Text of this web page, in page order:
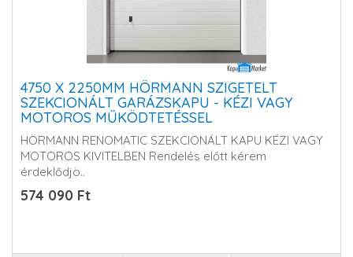
4750 X 2250MM HÖRMANN SZIGETELT
SZEKCIONÁLT GARÁZSKAPU - KÉZI VAGY
MOTOROS MŰKÖDTETÉSSEL
HÖRMANN RENOMATIC SZEKCIONÁLT KAPU KÉZI VAGY
MOTOROS KIVITELBEN Rendelés előtt kérem
érdeklődjö..
574 090 Ft